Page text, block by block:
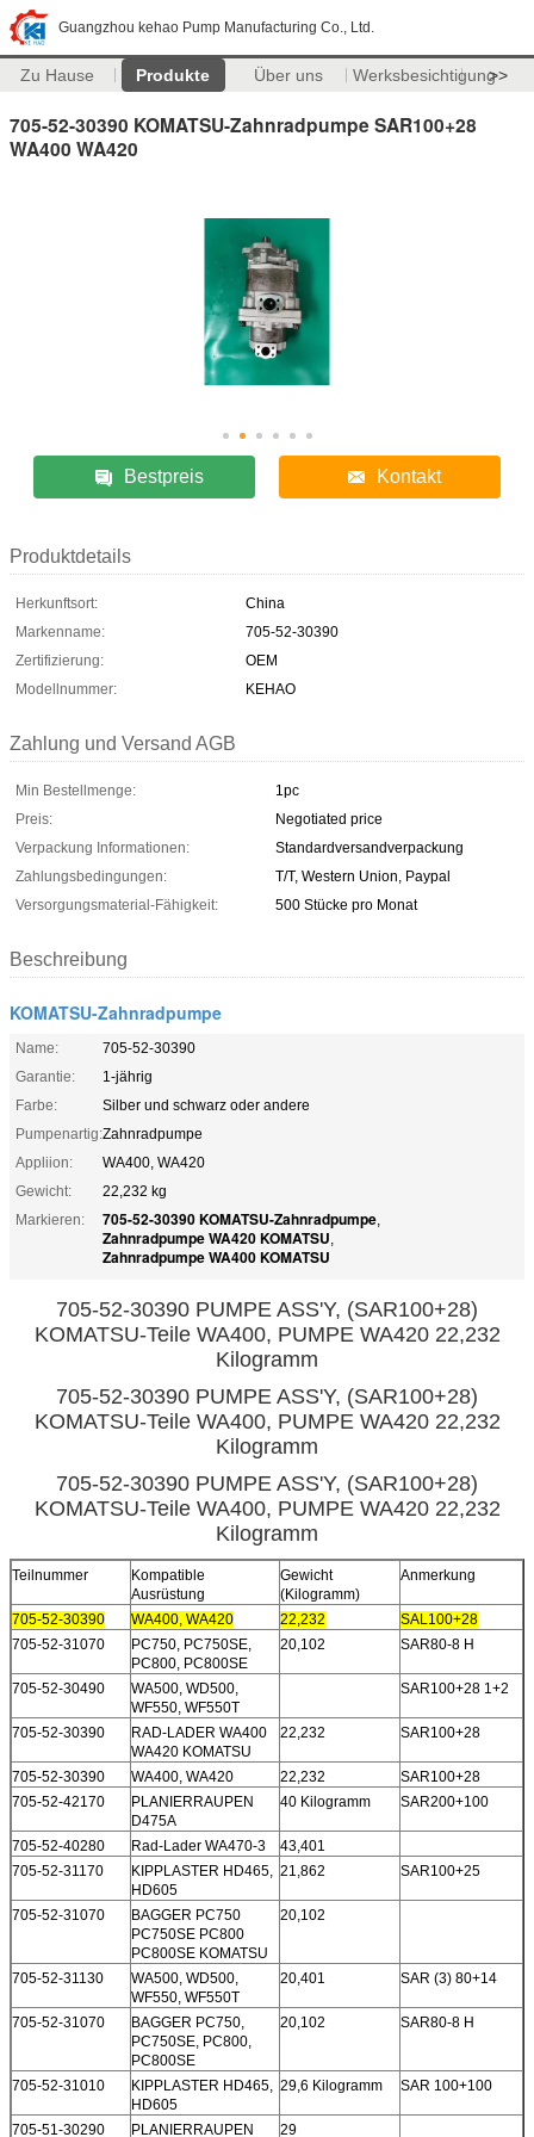
Guangzhou kehao Pump Manufacturing Co., Ltd.
Zu Hause Produkte Über uns Werksbesichtigung>>
705-52-30390 KOMATSU-Zahnradpumpe SAR100+28
WA400 WA420
Bestpreis Kontakt
Produktdetails
Herkunftsort:
China
Markenname:
705-52-30390
Zertifizierung:
OEM
Modellnummer:
KEHAO
Zahlung und Versand AGB
Min Bestellmenge:
1pc
Preis:
Negotiated price
Verpackung Informationen:
Standardversandverpackung
Zahlungsbedingungen:
T/T, Western Union, Paypal
Versorgungsmaterial-Fähigkeit:
500 Stücke pro Monat
Beschreibung
KOMATSU-Zahnradpumpe
Name:
705-52-30390
Garantie:
1-jährig
Farbe:
Silber und schwarz oder andere
Pumpenartig:Zahnradpumpe
Appliion:
WA400, WA420
Gewicht:
22,232 kg
Markieren:
705-52-30390 KOMATSU-Zahnradpumpe,
Zahnradpumpe WA420 KOMATSU,
Zahnradpumpe WA400 KOMATSU
705-52-30390 PUMPE ASS'Y, (SAR100+28)
KOMATSU-Teile WA400, PUMPE WA420 22,232
Kilogramm
705-52-30390 PUMPE ASS'Y, (SAR100+28)
KOMATSU-Teile WA400, PUMPE WA420 22,232
Kilogramm
705-52-30390 PUMPE ASS'Y, (SAR100+28)
KOMATSU-Teile WA400, PUMPE WA420 22,232
Kilogramm
Teilnummer
Kompatible
Ausrüstung
Gewicht
(Kilogramm)
Anmerkung
705-52-30390 WA400, WA420 22,232
SAL100+28
705-52-31070
PC750, PC750SE,
PC800, PC800SE
20,102 SAR80-8 H
705-52-30490
WA500, WD500,
WF550, WF550T
SAR100+28 1+2
705-52-30390
RAD-LADER WA400
WA420 KOMATSU
22,232 SAR100+28
705-52-30390 WA400, WA420 22,232
SAR100+28
705-52-42170
PLANIERRAUPEN
D475A
40 Kilogramm SAR200+100
705-52-40280 Rad-Lader WA470-3
43,401
705-52-31170
KIPPLASTER HD465,
HD605
21,862 SAR100+25
705-52-31070
BAGGER PC750
PC750SE PC800
PC800SE KOMATSU
20,102
705-52-31130
WA500, WD500,
WF550, WF550T
20,401 SAR (3) 80+14
705-52-31070
BAGGER PC750,
PC750SE, PC800,
PC800SE
20,102 SAR80-8 H
705-52-31010
KIPPLASTER HD465,
HD605
29,6 Kilogramm SAR 100+100
705-51-30290 PLANIERRAUPEN 29